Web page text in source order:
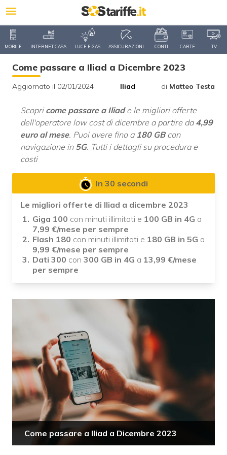
MOBILE INTERNET CASA LUCE E GAS ASSICURAZIONI CONTI CARTE TV
Come passare a Iliad a Dicembre 2023
Aggiornato il 02/01/2024 Iliad di Matteo Testa
Scopri come passare a Iliade le migliori offerte
dell'operatore low cost di dicembre a partire da 4,99
euro al mese. Puoi avere fino a 180 GBcon
navigazione in 5G. Tutti i dettagli su procedura e
costi
In 30 secondi
Le migliori offerte di Iliad a dicembre 2023
Giga 100 con minuti illimitati e 100 GB in 4G a
7,99 €/mese per sempre
Flash 180 con minuti illimitati e 180 GB in 5G a
9,99 €/mese per sempre
Dati 300 con 300 GB in 4G a 13,99 €/mese
per sempre
Come passare a Iliad a Dicembre 2023